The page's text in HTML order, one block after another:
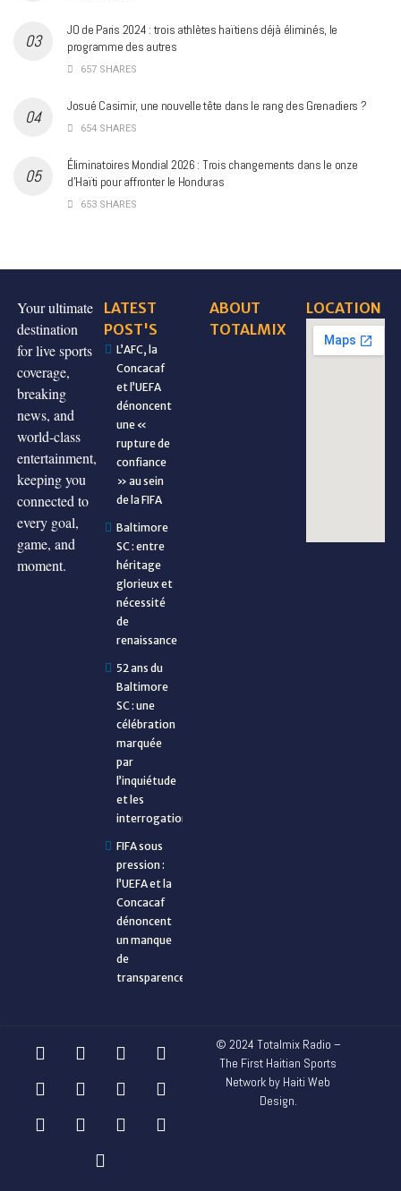
JO de Paris 2024 : trois athlètes haïtiens déjà éliminés, le
programme des autres
657 SHARES
Josué Casimir, une nouvelle tête dans le rang des Grenadiers ?
654 SHARES
Éliminatoires Mondial 2026 : Trois changements dans le onze
d’Haïti pour affronter le Honduras
653 SHARES
Your ultimate
destination
for live sports
coverage,
breaking
news, and
world-class
entertainment,
keeping you
connected to
every goal,
game, and
moment.
LATEST
POST'S
L’AFC, la
Concacaf
et l’UEFA
dénoncent
une «
rupture de
confiance
» au sein
de la FIFA
Baltimore
SC : entre
héritage
glorieux et
nécessité
de
renaissance
52 ans du
Baltimore
SC : une
célébration
marquée
par
l’inquiétude
et les
interrogations
FIFA sous
pression :
l’UEFA et la
Concacaf
dénoncent
un manque
de
transparence
ABOUT
TOTALMIX
LOCATION
© 2024 Totalmix Radio –
The First Haitian Sports
Network by Haiti Web
Design.